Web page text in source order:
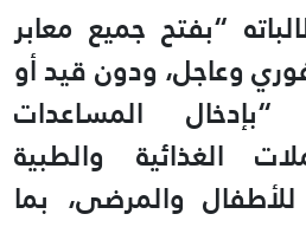
“بفتح جميع معابر
وعاجل، ودون قيد أو
المساعدات
الغذائية والطبية
والمرضى، بما